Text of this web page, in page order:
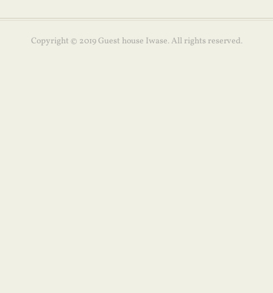
Copyright © 2019 Guest house Iwase. All rights reserved.